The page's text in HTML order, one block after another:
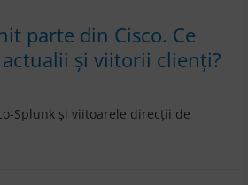
parte din Cisco. Ce
și viitorii clienți?
Splunk și viitoarele direcții de